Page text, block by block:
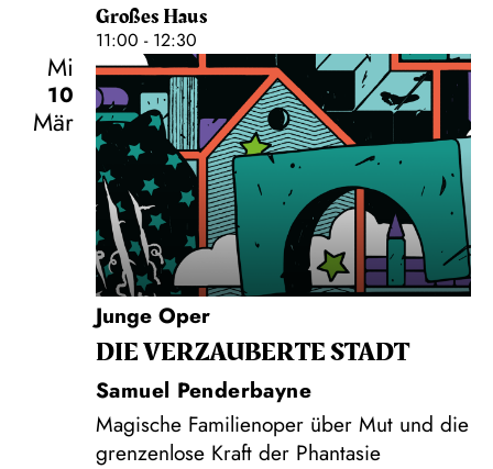
Großes Haus
11:00 - 12:30
Mi
10
Mär
Junge Oper
DIE VERZAUBERTE STADT
Samuel Penderbayne
Magische Familienoper über Mut und die
grenzenlose Kraft der Phantasie